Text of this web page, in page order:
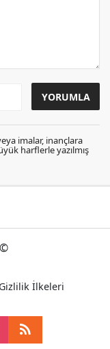
imalar, inançlara
harflerle yazılmış
Gizlilik İlkeleri